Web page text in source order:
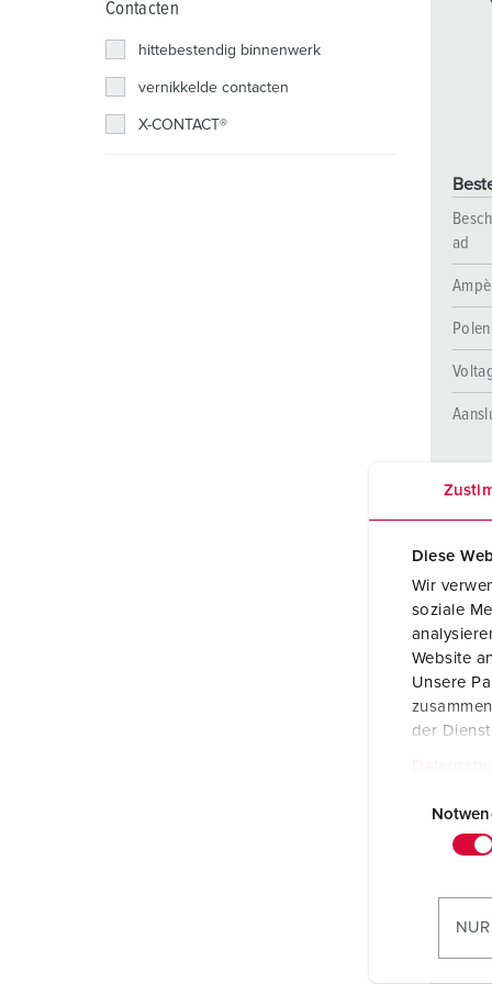
Diese
Wir
soziale
Website
Unsere
der
Contactdooscombinaties
X-CONTACT®
Spoorweg- en transportbedrijven
Industriële toepassingen
Veiligheidsspanning
Locaties
Contacten
hittebestendig binnenwerk
vernikkelde contacten
X-CONTACT®
ad
Polen